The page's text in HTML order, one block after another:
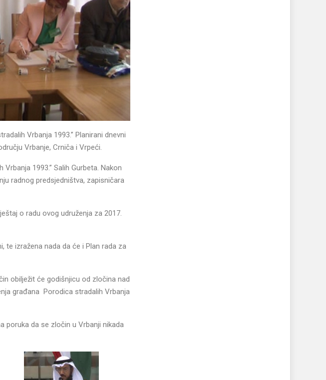
Vrbanja 1993.” Planirani dnevni
Vrbanje, Crniča i Vrpeći.
1993.” Salih Gurbeta. Nakon
radnog predsjedništva, zapisničara
o radu ovog udruženja za 2017.
te izražena nada da će i Plan rada za
obilježit će godišnjicu od zločina nad
građana Porodica stradalih Vrbanja
poruka da se zločin u Vrbanji nikada